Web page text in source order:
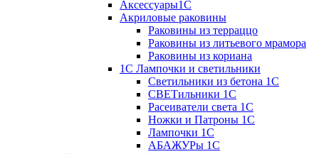
Аксессуары1С
Акриловые раковины
Раковины из терраццо
Раковины из литьевого мрамора
Раковины из кориана
1С Лампочки и светильники
Светильники из бетона 1С
СВЕТильники 1С
Расеиватели света 1С
Ножки и Патроны 1С
Лампочки 1С
АБАЖУРы 1С